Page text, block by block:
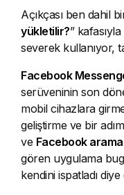
Açıkçası ben dahil
yükletilir?”
severek kullanıyor,
Facebook
serüveninin son
mobil cihazlara
geliştirme ve bir
ve Facebook
gören uygulama
kendini ispatladı